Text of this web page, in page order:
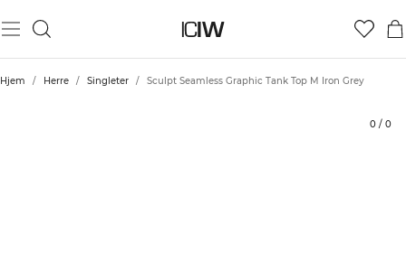
Hjem / Herre / Singleter / Sculpt Seamless Graphic Tank Top M Iron Grey
0 / 0